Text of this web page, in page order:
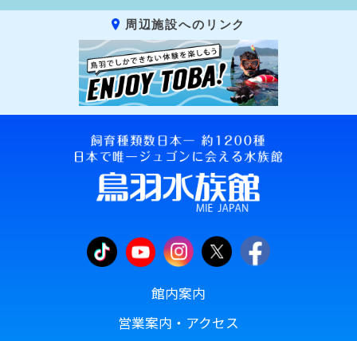
周辺施設へのリンク
館内案内
営業案内・アクセス